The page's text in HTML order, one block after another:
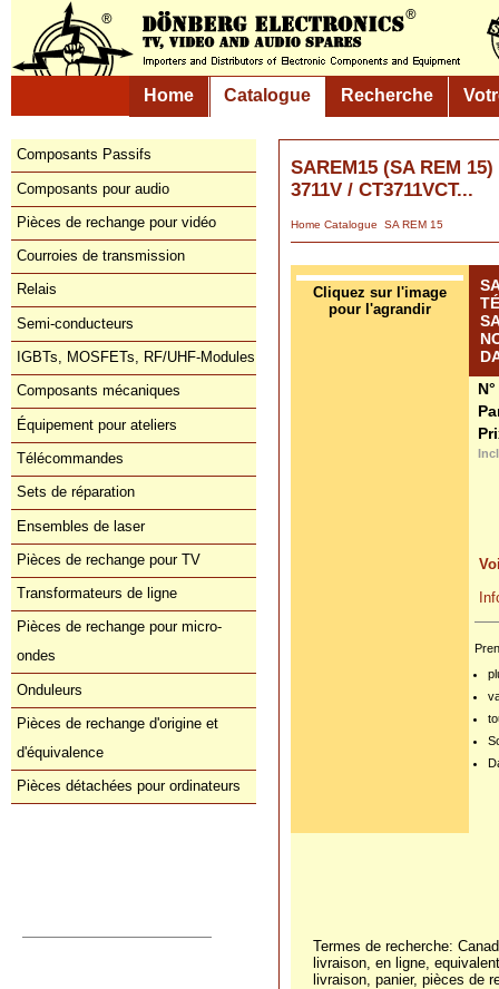
Home Catalogue Recherche
Composants Passifs
Composants pour audio
Pièces de rechange pour vidéo
Courroies de transmission
Relais
Semi-conducteurs
IGBTs, MOSFETs, RF/UHF-Modules
Composants mécaniques
Équipement pour ateliers
Télécommandes
Sets de réparation
Ensembles de laser
Pièces de rechange pour TV
Transformateurs de ligne
Pièces de rechange pour micro-
ondes
Onduleurs
Pièces de rechange d'origine et
d'équivalence
Pièces détachées pour ordinateurs
SAREM15 (SA REM
3711V / CT3711VCT...
Home Catalogue SA REM 15
Cliquez sur l'image
pour l'agrandir
Termes de recherche:
livraison, en ligne,
livraison, panier, pièces de